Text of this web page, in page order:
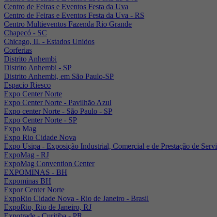
Centro de Feiras e Eventos Festa da Uva
Centro de Feiras e Eventos Festa da Uva - RS
Centro Multieventos Fazenda Rio Grande
Chapecó - SC
Chicago, IL - Estados Unidos
Corferias
Distrito Anhembi
Distrito Anhembi - SP
Distrito Anhembi, em São Paulo-SP
Espacio Riesco
Expo Center Norte
Expo Center Norte - Pavilhão Azul
Expo center Norte - São Paulo - SP
Expo Center Norte - SP
Expo Mag
Expo Rio Cidade Nova
Expo Usipa - Exposição Industrial, Comercial e de Prestação de
ExpoMag - RJ
ExpoMag Convention Center
EXPOMINAS - BH
Expominas BH
Expor Center Norte
ExpoRio Cidade Nova - Rio de Janeiro - Brasil
ExpoRio, Rio de Janeiro, RJ